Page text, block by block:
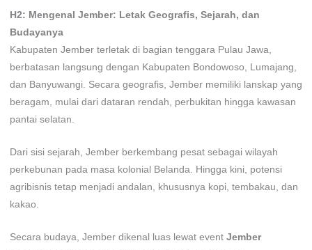
H2: Mengenal Jember: Letak Geografis, Sejarah, dan
Budayanya
Kabupaten Jember terletak di bagian tenggara Pulau Jawa,
berbatasan langsung dengan Kabupaten Bondowoso, Lumajang,
dan Banyuwangi. Secara geografis, Jember memiliki lanskap yang
beragam, mulai dari dataran rendah, perbukitan hingga kawasan
pantai selatan.
Dari sisi sejarah, Jember berkembang pesat sebagai wilayah
perkebunan pada masa kolonial Belanda. Hingga kini, potensi
agribisnis tetap menjadi andalan, khususnya kopi, tembakau, dan
kakao.
Secara budaya, Jember dikenal luas lewat event Jember